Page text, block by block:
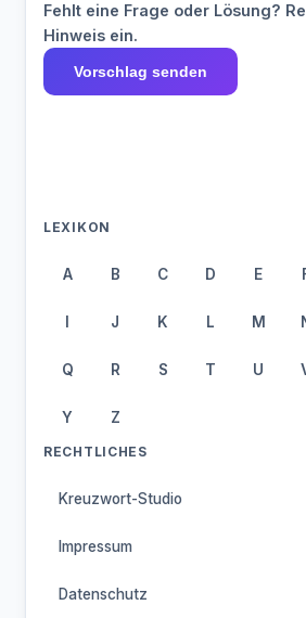
Fehlt eine Frage oder Lösung?
Hinweis ein.
Vorschlag senden
LEXIKON
A B C D E
I J K L M
Q R S T U
Y Z
RECHTLICHES
Kreuzwort-Studio
Impressum
Datenschutz